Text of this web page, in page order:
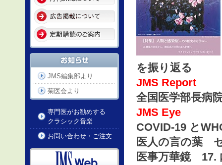
JMS編集部より
菊医会より
専門医がお勧めする
クラシック音楽
お問い合わせ・ご注文
を振り返る
JMS Report
全国医学部長病
JMS Eye
COVID-19 と
医人の言の葉
医事万華鏡 17.